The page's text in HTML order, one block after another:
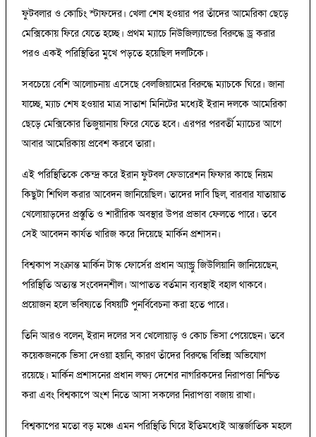
ফুটবলার ও কোচিং স্টাফদের। খেলা শেষ হওয়ার পর তাঁদের আমেরিকা ছেড়ে
মেক্সিকোয় ফিরে যেতে হচ্ছে। প্রথম ম্যাচে নিউজিল্যান্ডের বিরুদ্ধে ড্র করার
পরও একই পরিস্থিতির মুখে পড়তে হয়েছিল দলটিকে।
সবচেয়ে বেশি আলোচনায় এসেছে বেলজিয়ামের বিরুদ্ধে ম্যাচকে ঘিরে। জানা
যাচ্ছে, ম্যাচ শেষ হওয়ার মাত্র সাতাশ মিনিটের মধ্যেই ইরান দলকে আমেরিকা
ছেড়ে মেক্সিকোর তিজুয়ানায় ফিরে যেতে হবে। এরপর পরবর্তী ম্যাচের আগে
আবার আমেরিকায় প্রবেশ করবে তারা।
এই পরিস্থিতিকে কেন্দ্র করে ইরান ফুটবল ফেডারেশন ফিফার কাছে নিয়ম
কিছুটা শিথিল করার আবেদন জানিয়েছিল। তাদের দাবি ছিল, বারবার যাতায়াত
খেলোয়াড়দের প্রস্তুতি ও শারীরিক অবস্থার উপর প্রভাব ফেলতে পারে। তবে
সেই আবেদন কার্যত খারিজ করে দিয়েছে মার্কিন প্রশাসন।
বিশ্বকাপ সংক্রান্ত মার্কিন টাস্ক ফোর্সের প্রধান অ্যান্ড্রু জিউলিয়ানি জানিয়েছেন,
পরিস্থিতি অত্যন্ত সংবেদনশীল। আপাতত বর্তমান ব্যবস্থাই বহাল থাকবে।
প্রয়োজন হলে ভবিষ্যতে বিষয়টি পুনর্বিবেচনা করা হতে পারে।
তিনি আরও বলেন, ইরান দলের সব খেলোয়াড় ও কোচ ভিসা পেয়েছেন। তবে
কয়েকজনকে ভিসা দেওয়া হয়নি, কারণ তাঁদের বিরুদ্ধে বিভিন্ন অভিযোগ
রয়েছে। মার্কিন প্রশাসনের প্রধান লক্ষ্য দেশের নাগরিকদের নিরাপত্তা নিশ্চিত
করা এবং বিশ্বকাপে অংশ নিতে আসা সকলের নিরাপত্তা বজায় রাখা।
বিশ্বকাপের মতো বড় মঞ্চে এমন পরিস্থিতি ঘিরে ইতিমধ্যেই আন্তর্জাতিক মহলে